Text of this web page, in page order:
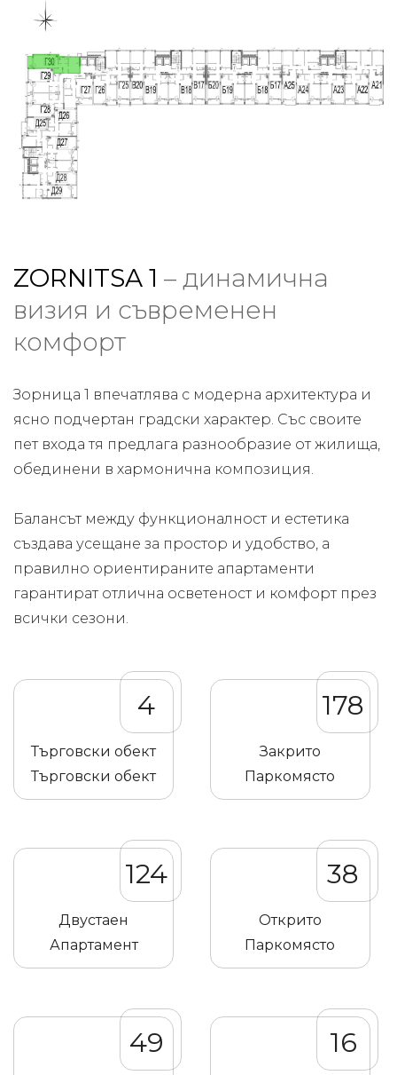
ZORNITSA 1 – динамична
визия и съвременен
комфорт
Зорница 1 впечатлява с модерна архитектура и
ясно подчертан градски характер. Със своите
пет входа тя предлага разнообразие от жилища,
обединени в хармонична композиция.
Балансът между функционалност и естетика
създава усещане за простор и удобство, а
правилно ориентираните апартаменти
гарантират отлична осветеност и комфорт през
всички сезони.
4
Търговски обект
Търговски обект
178
Закрито
Паркомясто
124
Двустаен
Апартамент
38
Открито
Паркомясто
49 16